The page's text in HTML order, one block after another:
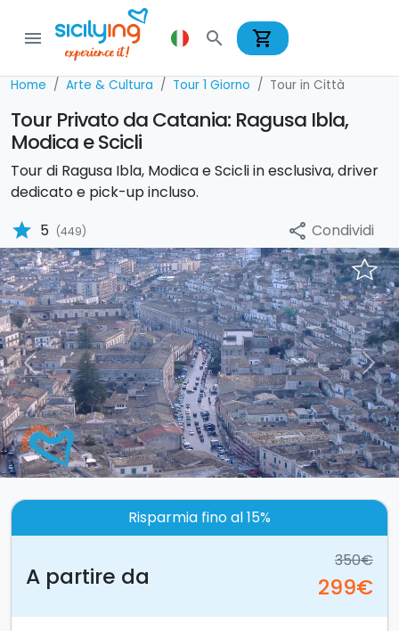
menu search shopping_cart
Home Arte & Cultura Tour 1 Giorno Tour in Città
Tour Privato da Catania: Ragusa Ibla,
Modica e Scicli
Tour di Ragusa Ibla, Modica e Scicli in esclusiva, driver
dedicato e pick-up incluso.
star 5 (449) share Condividi
Previous Next
Risparmia fino al 15%
A partire da
350€
299€